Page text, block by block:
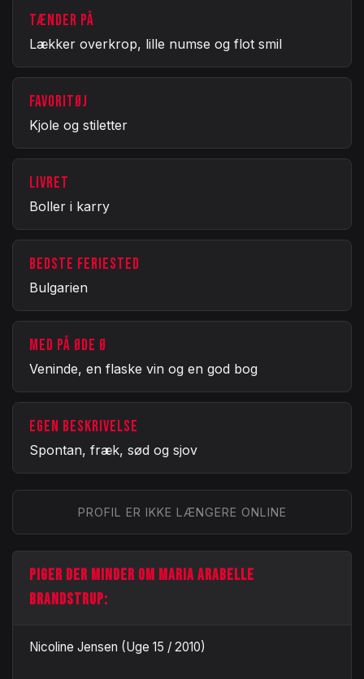
TÆNDER PÅ
Lækker overkrop, lille numse og flot smil
FAVORITØJ
Kjole og stiletter
LIVRET
Boller i karry
BEDSTE FERIESTED
Bulgarien
MED PÅ ØDE Ø
Veninde, en flaske vin og en god bog
EGEN BESKRIVELSE
Spontan, fræk, sød og sjov
PROFIL ER IKKE LÆNGERE ONLINE
PIGER DER MINDER OM MARIA ARABELLE
BRANDSTRUP:
Nicoline Jensen (Uge 15 / 2010)